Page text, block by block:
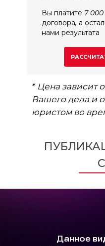
* Цена зависит
Вашего дела и
юристом во
Вы платите 7
договора, а
нами результата